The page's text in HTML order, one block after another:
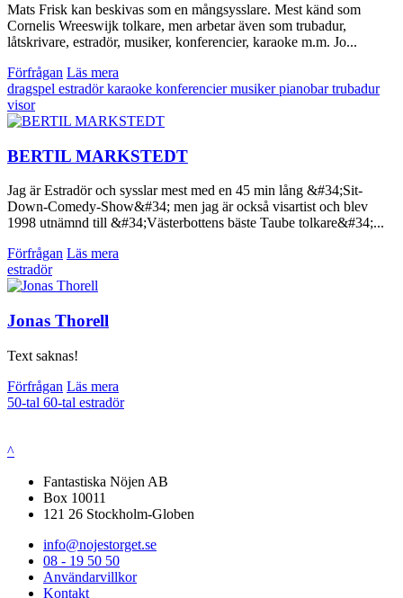
Mats Frisk kan beskivas som en mångsysslare. Mest känd som
Cornelis Wreeswijk tolkare, men arbetar även som trubadur,
låtskrivare, estradör, musiker, konferencier, karaoke m.m. Jo...
Förfrågan Läs mera
dragspel estradörkaraoke konferenciermusikerpianobartrubadur
visor
BERTIL MARKSTEDT
Jag är Estradör och sysslar mest med en 45 min lång &#34;Sit-
Down-Comedy-Show&#34; men jag är också visartist och blev
1998 utnämnd till &#34;Västerbottens bäste Taube tolkare&#34;...
Förfrågan Läs mera
estradör
Jonas Thorell
Text saknas!
Förfrågan Läs mera
50-tal 60-tal estradör
^
Fantastiska Nöjen AB
Box 10011
121 26 Stockholm-Globen
info@nojestorget.se
08 - 19 50 50
Användarvillkor
Kontakt